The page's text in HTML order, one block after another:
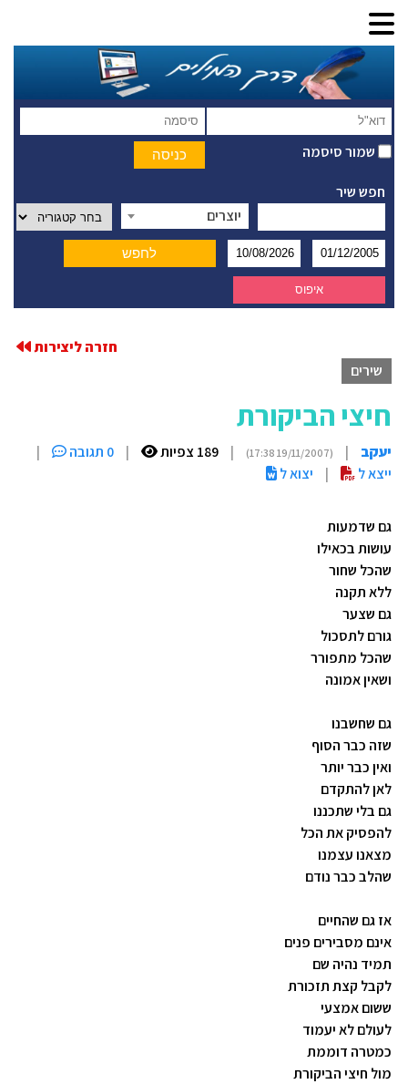
שמור סיסמה
חפש שיר
יוצרים
חזרה ליצירות
שירים
חיצי הביקורת
יעקב |
(19/11/2007 17:38)
| 189 צפיות | 0 תגובה
|
ייצא ל
| יצוא ל
גם שדמעות
עושות בכאילו
שהכל שחור
ללא תקנה
גם שצער
גורם לתסכול
שהכל מתפורר
ושאין אמונה
גם שחשבנו
שזה כבר הסוף
ואין כבר יותר
לאן להתקדם
גם בלי שתכננו
להפסיק את הכל
מצאנו עצמנו
שהלב כבר נודם
אז גם שהחיים
אינם מסבירים פנים
תמיד נהיה שם
לקבל קצת תזכורת
ששום אמצעי
לעולם לא יעמוד
כמטרה דוממת
מול חיצי הביקורת